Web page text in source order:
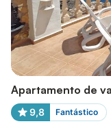
Apartamento de
9,8 Fantástico